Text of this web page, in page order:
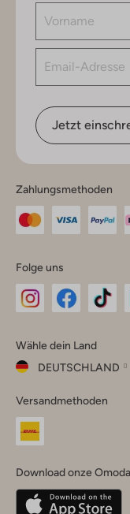
Jetzt
Zahlungsmethoden
Folge uns
Instagram
Facebook
Wähle dein Land
DEUTSCHLAND
dein
Land
Belgique
Versandmethoden
Download onze